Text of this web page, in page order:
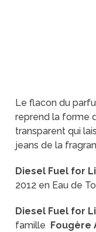
Le flacon du
reprend la forme
transparent qui
jeans de la
Diesel Fuel for
2012 en Eau de
Diesel Fuel for
famille
Fougère